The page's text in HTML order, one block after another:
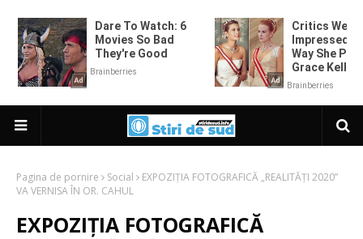
Pagina de pornire Social
EXPOZIȚIA FOTOGRAFICĂ „REALITĂȚI 2020”
VA VERNISA ÎN OR. CAHUL
EXPOZIȚIA FOTOGRAFICĂ